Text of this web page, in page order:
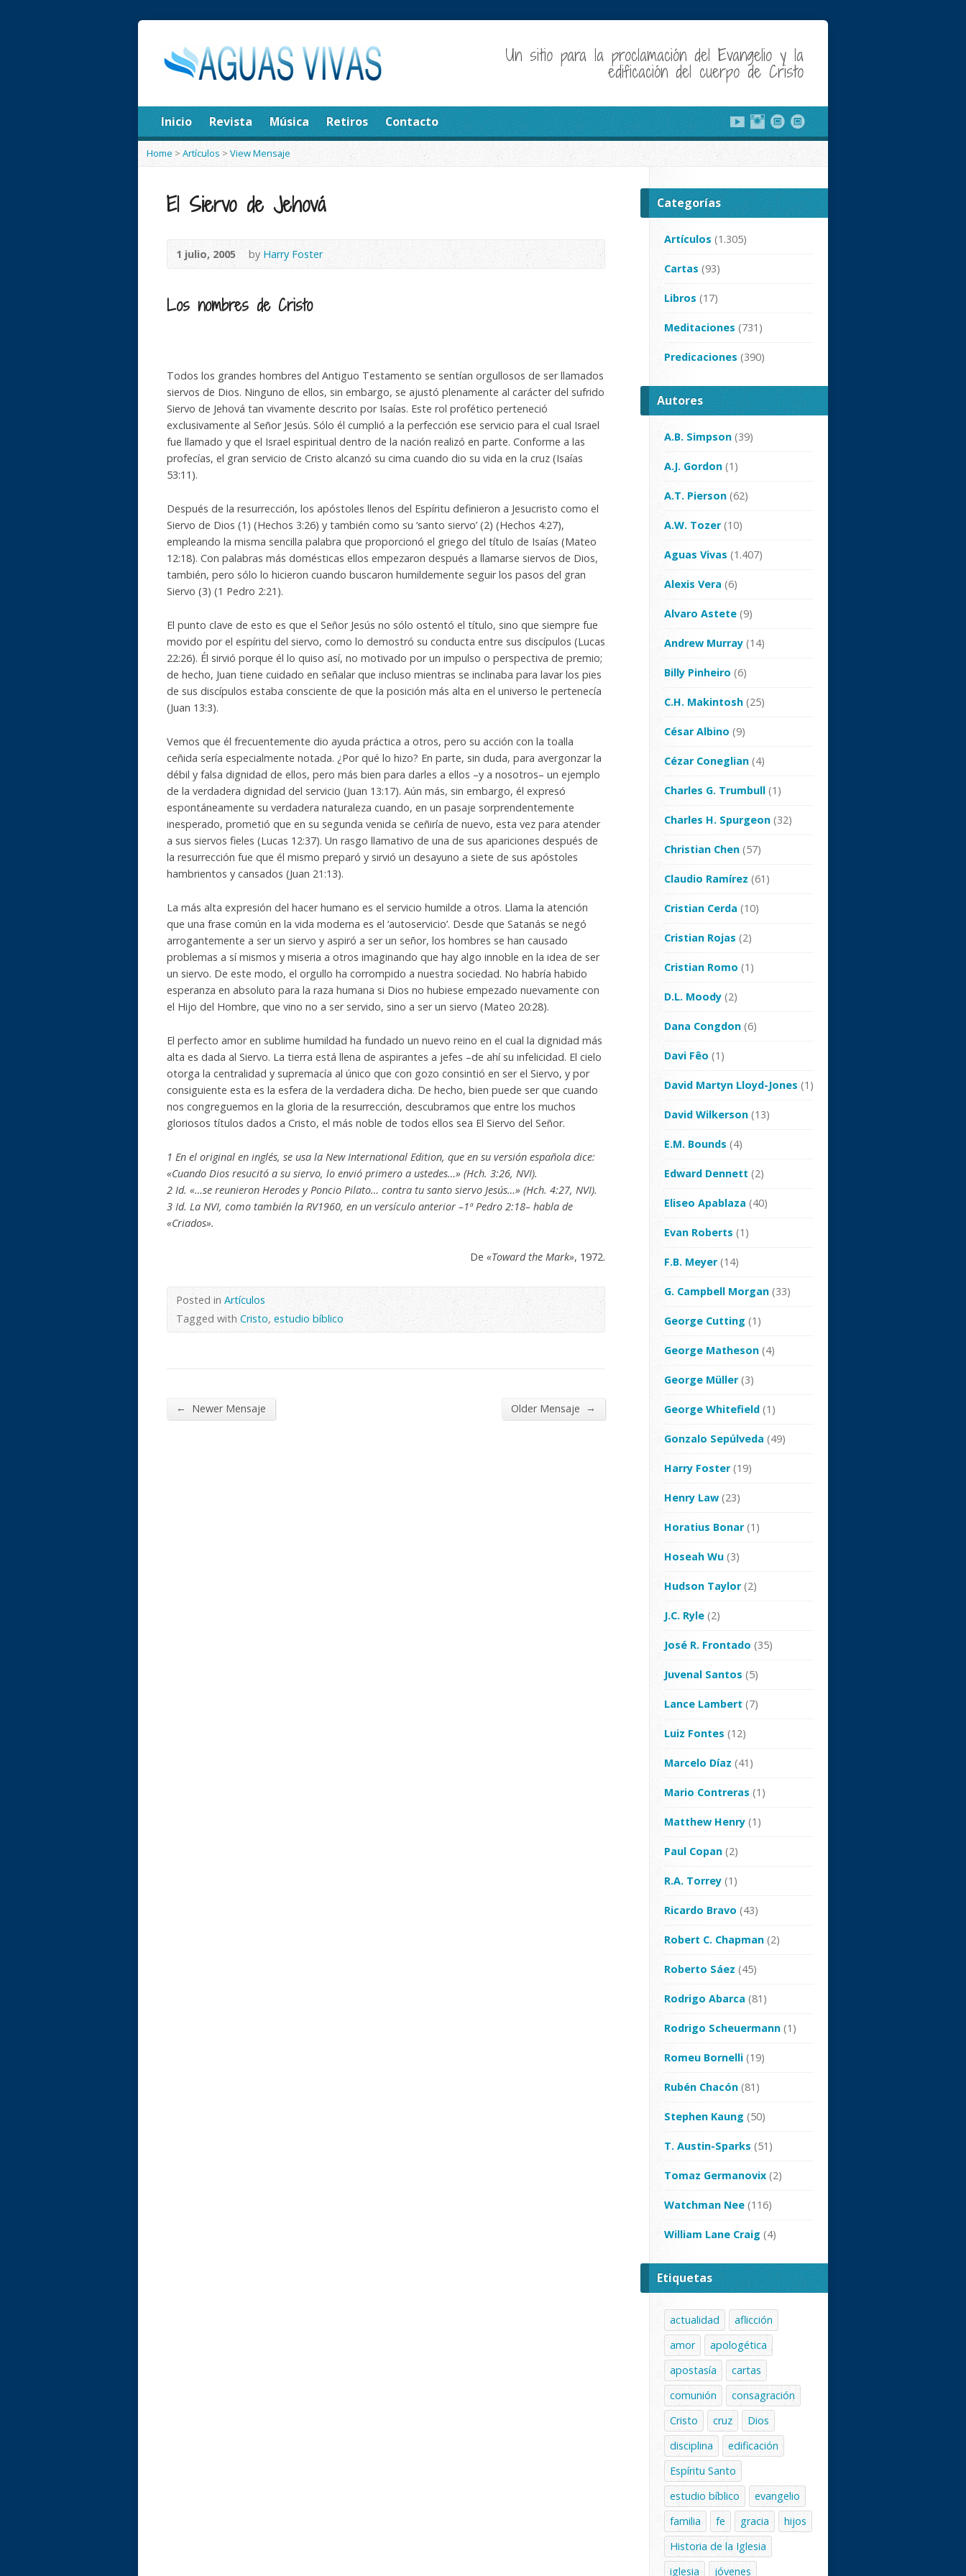
Un sitio para la proclamación del Evangelio y la
edificación del cuerpo de Cristo
Inicio Revista Música Retiros Contacto
Home > Artículos>View Mensaje
El Siervo de Jehová
1 julio, 2005 byHarry Foster
Los nombres de Cristo
Todos los grandes hombres del Antiguo Testamento se sentían orgullosos de ser llamados
siervos de Dios. Ninguno de ellos, sin embargo, se ajustó plenamente al carácter del sufrido
Siervo de Jehová tan vivamente descrito por Isaías. Este rol profético perteneció
exclusivamente al Señor Jesús. Sólo él cumplió a la perfección ese servicio para el cual Israel
fue llamado y que el Israel espiritual dentro de la nación realizó en parte. Conforme a las
profecías, el gran servicio de Cristo alcanzó su cima cuando dio su vida en la cruz (Isaías
53:11).
Después de la resurrección, los apóstoles llenos del Espíritu definieron a Jesucristo como el
Siervo de Dios (1) (Hechos 3:26) y también como su ‘santo siervo’ (2) (Hechos 4:27),
empleando la misma sencilla palabra que proporcionó el griego del título de Isaías (Mateo
12:18). Con palabras más domésticas ellos empezaron después a llamarse siervos de Dios,
también, pero sólo lo hicieron cuando buscaron humildemente seguir los pasos del gran
Siervo (3) (1 Pedro 2:21).
El punto clave de esto es que el Señor Jesús no sólo ostentó el título, sino que siempre fue
movido por el espíritu del siervo, como lo demostró su conducta entre sus discípulos (Lucas
22:26). Él sirvió porque él lo quiso así, no motivado por un impulso o perspectiva de premio;
de hecho, Juan tiene cuidado en señalar que incluso mientras se inclinaba para lavar los pies
de sus discípulos estaba consciente de que la posición más alta en el universo le pertenecía
(Juan 13:3).
Vemos que él frecuentemente dio ayuda práctica a otros, pero su acción con la toalla
ceñida sería especialmente notada. ¿Por qué lo hizo? En parte, sin duda, para avergonzar la
débil y falsa dignidad de ellos, pero más bien para darles a ellos –y a nosotros– un ejemplo
de la verdadera dignidad del servicio (Juan 13:17). Aún más, sin embargo, él expresó
espontáneamente su verdadera naturaleza cuando, en un pasaje sorprendentemente
inesperado, prometió que en su segunda venida se ceñiría de nuevo, esta vez para atender
a sus siervos fieles (Lucas 12:37). Un rasgo llamativo de una de sus apariciones después de
la resurrección fue que él mismo preparó y sirvió un desayuno a siete de sus apóstoles
hambrientos y cansados (Juan 21:13).
La más alta expresión del hacer humano es el servicio humilde a otros. Llama la atención
que una frase común en la vida moderna es el ‘autoservicio’. Desde que Satanás se negó
arrogantemente a ser un siervo y aspiró a ser un señor, los hombres se han causado
problemas a sí mismos y miseria a otros imaginando que hay algo innoble en la idea de ser
un siervo. De este modo, el orgullo ha corrompido a nuestra sociedad. No habría habido
esperanza en absoluto para la raza humana si Dios no hubiese empezado nuevamente con
el Hijo del Hombre, que vino no a ser servido, sino a ser un siervo (Mateo 20:28).
El perfecto amor en sublime humildad ha fundado un nuevo reino en el cual la dignidad más
alta es dada al Siervo. La tierra está llena de aspirantes a jefes –de ahí su infelicidad. El cielo
otorga la centralidad y supremacía al único que con gozo consintió en ser el Siervo, y por
consiguiente esta es la esfera de la verdadera dicha. De hecho, bien puede ser que cuando
nos congreguemos en la gloria de la resurrección, descubramos que entre los muchos
gloriosos títulos dados a Cristo, el más noble de todos ellos sea El Siervo del Señor.
1 En el original en inglés, se usa la New International Edition, que en su versión española dice:
«Cuando Dios resucitó a su siervo, lo envió primero a ustedes…» (Hch. 3:26, NVI).
2 Id. «…se reunieron Herodes y Poncio Pilato… contra tu santo siervo Jesús…» (Hch. 4:27, NVI).
3 Id. La NVI, como también la RV1960, en un versículo anterior –1ª Pedro 2:18– habla de
«Criados».
De «Toward the Mark», 1972.
Posted inArtículos
Tagged withCristo, estudio bíblico
← Newer Mensaje Older Mensaje →
Categorías
Artículos (1.305)
Cartas (93)
Libros (17)
Meditaciones (731)
Predicaciones (390)
Autores
A.B. Simpson (39)
A.J. Gordon (1)
A.T. Pierson (62)
A.W. Tozer(10)
Aguas Vivas (1.407)
Alexis Vera (6)
Alvaro Astete (9)
Andrew Murray (14)
Billy Pinheiro (6)
C.H. Makintosh (25)
César Albino (9)
Cézar Coneglian (4)
Charles G. Trumbull (1)
Charles H. Spurgeon (32)
Christian Chen (57)
Claudio Ramírez (61)
Cristian Cerda (10)
Cristian Rojas (2)
Cristian Romo (1)
D.L. Moody (2)
Dana Congdon (6)
Davi Fêo (1)
David Martyn Lloyd-Jones (1)
David Wilkerson (13)
E.M. Bounds (4)
Edward Dennett (2)
Eliseo Apablaza (40)
Evan Roberts (1)
F.B. Meyer(14)
G. Campbell Morgan (33)
George Cutting (1)
George Matheson (4)
George Müller(3)
George Whitefield (1)
Gonzalo Sepúlveda (49)
Harry Foster(19)
Henry Law (23)
Horatius Bonar(1)
Hoseah Wu (3)
Hudson Taylor(2)
J.C. Ryle (2)
José R. Frontado (35)
Juvenal Santos (5)
Lance Lambert (7)
Luiz Fontes (12)
Marcelo Díaz (41)
Mario Contreras (1)
Matthew Henry (1)
Paul Copan (2)
R.A. Torrey (1)
Ricardo Bravo (43)
Robert C. Chapman (2)
Roberto Sáez (45)
Rodrigo Abarca (81)
Rodrigo Scheuermann (1)
Romeu Bornelli (19)
Rubén Chacón (81)
Stephen Kaung (50)
T. Austin-Sparks (51)
Tomaz Germanovix (2)
Watchman Nee (116)
William Lane Craig (4)
Etiquetas
actualidad
aflicción
amor
apologética
apostasía
cartas
comunión
consagración
Cristo
cruz
Dios
disciplina
edificación
Espíritu Santo
estudio bíblico
evangelio
familia
fe gracia
hijos
Historia de la Iglesia
iglesia
jóvenes